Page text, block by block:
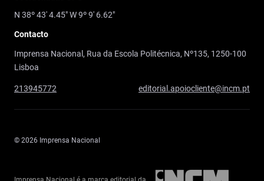
N 38º 43' 4.45" W 9º 9' 6.62"
Contacto
Imprensa Nacional, Rua da Escola Politécnica, Nº135, 1250-100
Lisboa
213945772 editorial.apoiocliente@incm.pt
© 2026 Imprensa Nacional